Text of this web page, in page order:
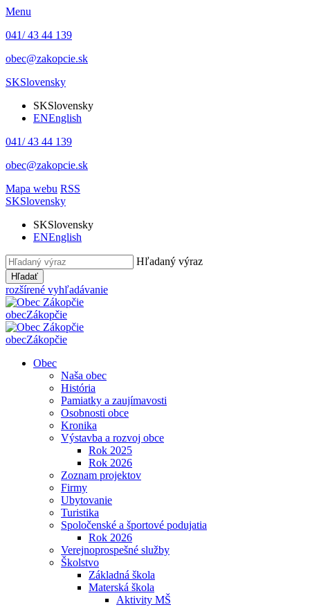
Menu
041/ 43 44 139
obec@zakopcie.sk
SKSlovensky
SKSlovensky
ENEnglish
041/ 43 44 139
obec@zakopcie.sk
Mapa webu RSS
SKSlovensky
SKSlovensky
ENEnglish
Hľadaný výraz
Hľadať
rozšírené vyhľadávanie
obecZákopčie
obecZákopčie
Obec
Naša obec
História
Pamiatky a zaujímavosti
Osobnosti obce
Kronika
Výstavba a rozvoj obce
Rok 2025
Rok 2026
Zoznam projektov
Firmy
Ubytovanie
Turistika
Spoločenské a športové podujatia
Rok 2026
Verejnoprospešné služby
Školstvo
Základná škola
Materská škola
Aktivity MŠ